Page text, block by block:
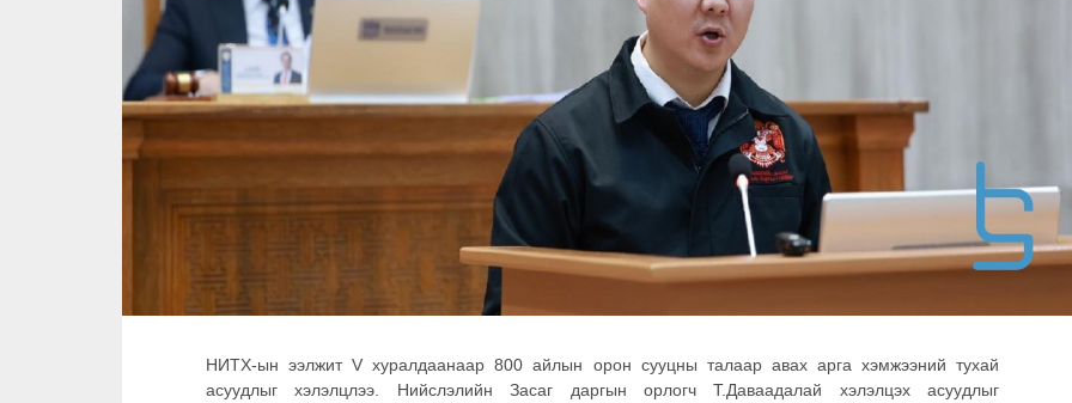
НИТХ-ын ээлжит V хуралдаанаар 800 айлын орон сууцны талаар авах арга хэмжээний тухай
асуудлыг хэлэлцлээ. Нийслэлийн Засаг даргын орлогч Т.Даваадалай хэлэлцэх асуудлыг